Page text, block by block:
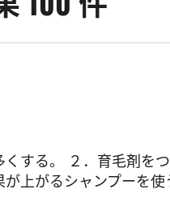
する。 ２．育毛剤を
上がるシャンプーを